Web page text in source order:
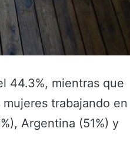
44.3%, mientras que
trabajando en
Argentina (51%) y